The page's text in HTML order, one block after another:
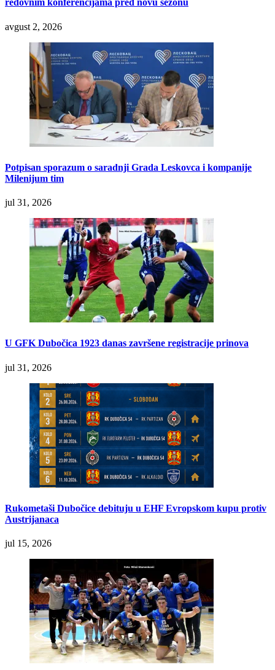
redovnim konferencijama pred novu sezonu
avgust 2, 2026
Potpisan sporazum o saradnji Grada Leskovca i kompanije
Milenijum tim
jul 31, 2026
U GFK Dubočica 1923 danas završene registracije prinova
jul 31, 2026
Rukometaši Dubočice debituju u EHF Evropskom kupu protiv
Austrijanaca
jul 15, 2026